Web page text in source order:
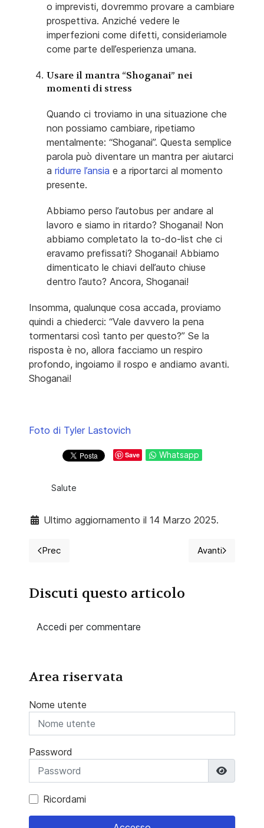
o imprevisti, dovremmo provare a cambiare
prospettiva. Anziché vedere le
imperfezioni come difetti, consideriamole
come parte dell’esperienza umana.
Usare il mantra “Shoganai” nei
momenti di stress
Quando ci troviamo in una situazione che
non possiamo cambiare, ripetiamo
mentalmente: “Shoganai”. Questa semplice
parola può diventare un mantra per aiutarci
a ridurre l’ansia e a riportarci al momento
presente.
Abbiamo perso l’autobus per andare al
lavoro e siamo in ritardo? Shoganai! Non
abbiamo completato la to-do-list che ci
eravamo prefissati? Shoganai! Abbiamo
dimenticato le chiavi dell’auto chiuse
dentro l’auto? Ancora, Shoganai!
Insomma, qualunque cosa accada, proviamo
quindi a chiederci: “Vale davvero la pena
tormentarsi così tanto per questo?” Se la
risposta è no, allora facciamo un respiro
profondo, ingoiamo il rospo e andiamo avanti.
Shoganai!
Foto di Tyler Lastovich
Save Whatsapp
Salute
Ultimo aggiornamento il 14 Marzo 2025.
Articolo precedente: Sofrologia, la disciplina che ci
Prec Articolo
Avanti
Discuti questo articolo
Accedi per commentare
Area riservata
Nome utente
Password
Ricordami